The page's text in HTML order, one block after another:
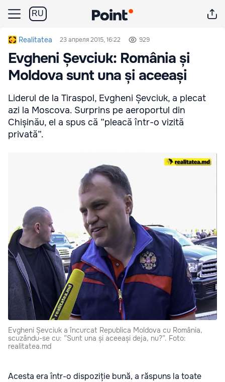
RU
Realitatea 23 апреля 2015, 16:22 929
Evgheni Șevciuk: România și
Moldova sunt una și aceeași
Liderul de la Tiraspol, Evgheni Șevciuk, a plecat
azi la Moscova. Surprins pe aeroportul din
Chișinău, el a spus că ”pleacă într-o vizită
privată”.
Evgheni Șevciuk a încurcat Republica Moldova cu România,
scuzându-se cu: ”Sunt una și aceeași deja, nu?”. Foto:
realitatea.md
Acesta era într-o dispoziție bună, a răspuns la toate